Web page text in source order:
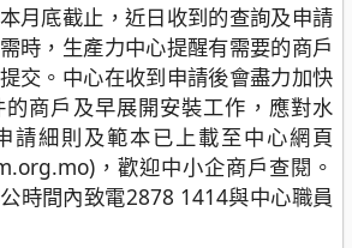
月底截止，近日收到的查詢及申請
時，生產力中心提醒有需要的商戶
交。中心在收到申請後會盡力加快
商戶及早展開安裝工作，應對水
請細則及範本已上載至中心網頁
，歡迎中小企商戶查閱。
時間內致電2878 1414與中心職員